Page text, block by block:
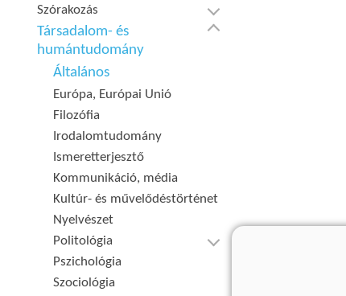
Szórakozás
Társadalom- és
humántudomány
Általános
Európa, Európai Unió
Filozófia
Irodalomtudomány
Ismeretterjesztő
Kommunikáció, média
Kultúr- és művelődéstörténet
Nyelvészet
Politológia
Pszichológia
Szociológia